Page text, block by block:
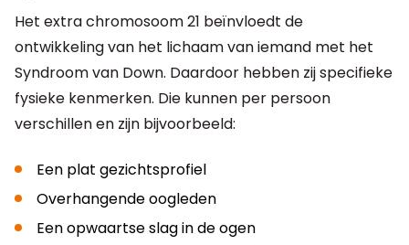
Het extra chromosoom 21 beïnvloedt de
ontwikkeling van het lichaam van iemand met het
Syndroom van Down. Daardoor hebben zij specifieke
fysieke kenmerken. Die kunnen per persoon
verschillen en zijn bijvoorbeeld:
Een plat gezichtsprofiel
Overhangende oogleden
Een opwaartse slag in de ogen